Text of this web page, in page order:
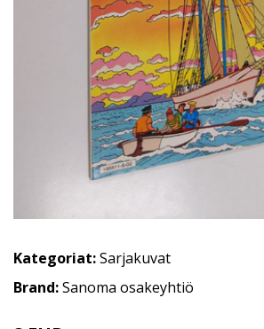
Kategoriat:Sarjakuvat
Brand:Sanoma osakeyhtiö